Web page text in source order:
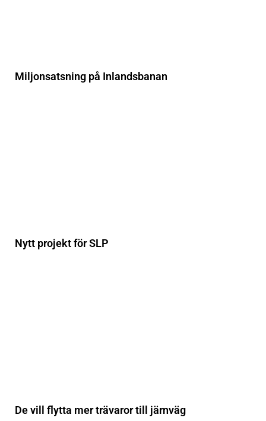
Miljonsatsning på Inlandsbanan
Nytt projekt för SLP
De vill flytta mer trävaror till järnväg